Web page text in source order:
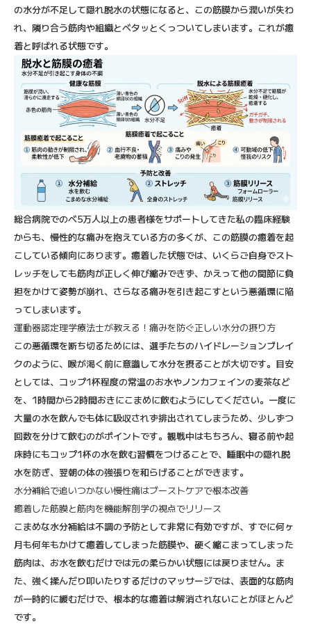
の水分が不足して隠れ脱水の状態になると、この筋膜から潤いが失わ
れ、隣り合う筋肉や組織とベタッとくっついてしまいます。これが癒
着と呼ばれる状態です。
総合病院でのべ5万人以上の患者様をサポートしてきた私の臨床経験
からも、慢性的な痛みを抱えている方の多くが、この筋膜の癒着を起
こしている傾向にあります。癒着した状態では、いくらご自身でスト
レッチをしても筋肉が正しく伸び縮みできず、かえって他の関節に負
担をかけて姿勢が崩れ、さらなる痛みを引き起こすという悪循環に陥
ってしまいます。
運動器認定理学療法士が教える！痛みを防ぐ正しい水分の摂り方
この悪循環を断ち切るためには、選手たちのハイドレーションブレイ
クのように、喉が渇く前に意識して水分を摂ることが大切です。目安
としては、コップ1杯程度の常温のお水やノンカフェインの麦茶など
を、1時間から2時間おきにこまめに飲むようにしてください。一度に
大量の水を飲んでも体に吸収されず排出されてしまうため、少しずつ
回数を分けて飲むのがポイントです。観戦中はもちろん、寝る前や起
床時にもコップ1杯の水を飲む習慣をつけることで、睡眠中の隠れ脱
水を防ぎ、翌朝の体の強張りを和らげることができます。
水分補給で追いつかない慢性痛はブーストケアで根本改善
癒着した筋膜と筋肉を機能解剖学の視点でリリース
こまめな水分補給は不調の予防として非常に有効ですが、すでに何ヶ
月も何年もかけて癒着してしまった筋膜や、硬く縮こまってしまった
筋肉は、お水を飲むだけでは元の柔らかい状態には戻りません。ま
た、強く揉んだり叩いたりするだけのマッサージでは、表面的な筋肉
が一時的に緩むだけで、根本的な癒着は解消されないことがほとんど
です。